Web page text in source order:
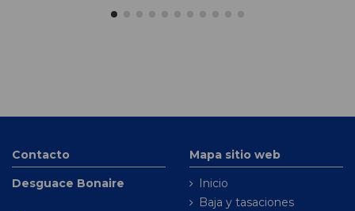
Contacto
Desguace Bonaire
Mapa sitio web
Inicio
Baja y tasaciones